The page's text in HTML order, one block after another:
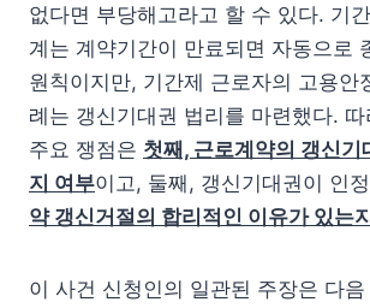
없다면 부당해고라고 할 수 있다. 기
계는 계약기간이 만료되면 자동으로
원칙이지만, 기간제 근로자의 고용안
례는 갱신기대권 법리를 마련했다.
주요 쟁점은 첫째, 근로계약의 갱신기
지 여부이고, 둘째, 갱신기대권이 인
약 갱신거절의 합리적인 이유가 있는
이 사건 신청인의 일관된 주장은 다